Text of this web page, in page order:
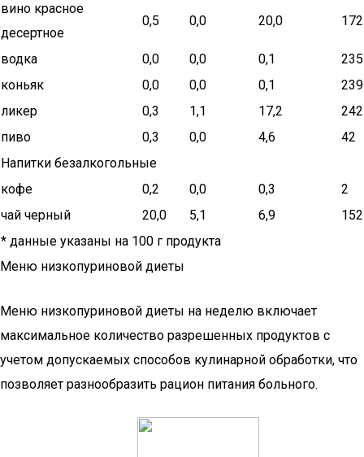
вино красное
десертное
0,5 0,0 20,0 172
водка 0,0 0,0 0,1
235
коньяк
0,0 0,0 0,1
239
ликер
0,3 1,1 17,2
242
пиво
0,3 0,0 4,6
42
Напитки безалкогольные
кофе
0,2 0,0 0,3
2
чай черный
20,0 5,1 6,9
152
* данные указаны на 100 г продукта
Меню низкопуриновой диеты
Меню низкопуриновой диеты на неделю включает
максимальное количество разрешенных продуктов с
учетом допускаемых способов кулинарной обработки, что
позволяет разнообразить рацион питания больного.